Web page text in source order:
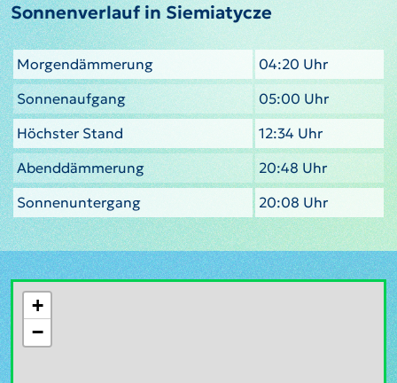
Sonnenverlauf in Siemiatycze
Morgendämmerung
04:20 Uhr
Sonnenaufgang
05:00 Uhr
Höchster Stand
12:34 Uhr
Abenddämmerung
20:48 Uhr
Sonnenuntergang
20:08 Uhr
+
−